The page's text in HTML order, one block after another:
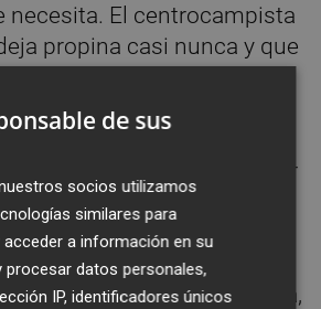
necesita. El centrocampista
propina casi nunca y que
y sale a cenar con los
paga lo suyo.
A él sí le gusta derrochar
Cuando le
la fiesta por su 18
respuesta tan sencilla
“Yo trabajo para el Barça,
de sus
socios utilizamos
similares para
acceder a información en su
procesar datos personales,
IP, identificadores únicos